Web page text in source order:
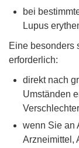
bei
Lupus
Eine besonders
erforderlich:
direkt nach
Umständen
wenn Sie an
Arzneimittel,